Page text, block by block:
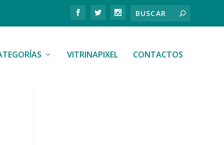
VITRINAPIXEL CONTACTOS